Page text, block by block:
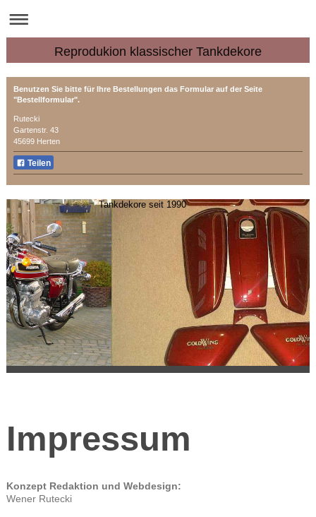
Reprodukion klassischer Tankdekore
Benutzen Sie bitte für Ihre Bestellungen das Formular auf der Seite
"Bestellformular".
Rutecki
Gartenstr. 43
45699 Herten
Teilen
Tankdekore seit 1990
Impressum
Konzept Redaktion und Webdesign:
Wener Rutecki